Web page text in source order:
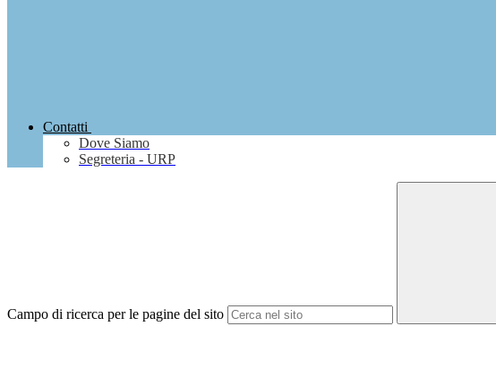
Contatti
Dove Siamo
Segreteria - URP
Campo di ricerca per le pagine del sito